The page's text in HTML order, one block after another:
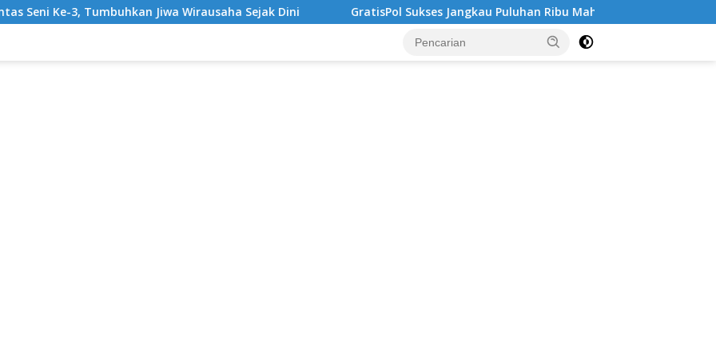
Jiwa Wirausaha Sejak Dini GratisPol Sukses Jangkau Puluhan Ribu Mahasiswa, Kampus Diminta Lebih Responsif